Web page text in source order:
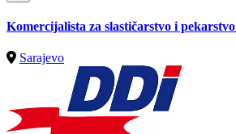
Komercijalista za slastičarstvo i pekarstvo
Sarajevo